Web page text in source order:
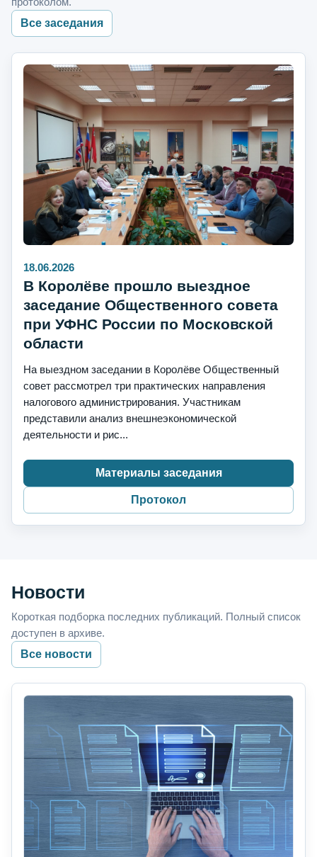
Все заседания
18.06.2026
В Королёве прошло выездное
заседание Общественного совета
при УФНС России по Московской
области
На выездном заседании в Королёве Общественный
совет рассмотрел три практических направления
налогового администрирования. Участникам
представили анализ внешнеэкономической
деятельности и рис...
Материалы заседания
Протокол
Новости
Короткая подборка последних публикаций. Полный список
доступен в архиве.
Все новости